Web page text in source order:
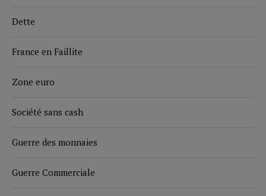
Dette
France en Faillite
Zone euro
Société sans cash
Guerre des monnaies
Guerre Commerciale